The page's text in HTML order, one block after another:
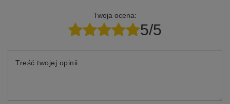
Twoja ocena:
5/5
Treść twojej opinii